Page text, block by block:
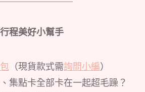
行程美好小幫手
（現貨款式需詢問小編）
集點卡全部卡在一起超毛躁？